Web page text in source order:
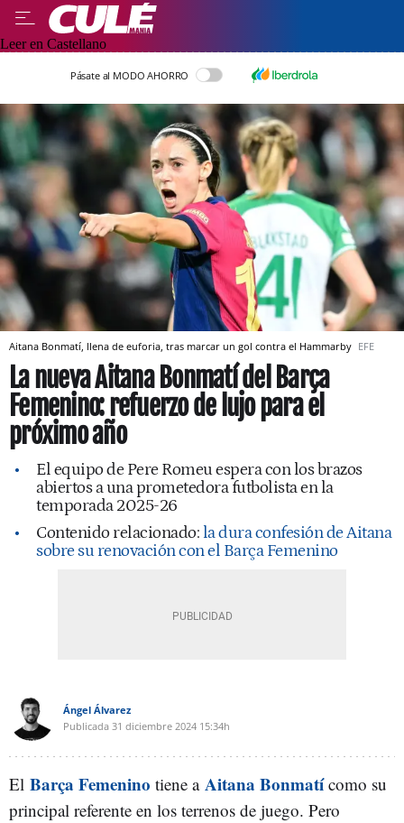
Leer en Castellano
Pásate al MODO AHORRO
Aitana Bonmatí, llena de euforia, tras marcar un gol contra el Hammarby EFE
La nueva Aitana Bonmatí del Barça
Femenino: refuerzo de lujo para el
próximo año
El equipo de Pere Romeu espera con los brazos
abiertos a una prometedora futbolista en la
temporada 2025-26
Contenido relacionado: la dura confesión de Aitana
sobre su renovación con el Barça Femenino
Ángel Álvarez
Publicada 31 diciembre 2024 15:34h
El Barça Femenino tiene a Aitana Bonmatícomo su
principal referente en los terrenos de juego. Pero